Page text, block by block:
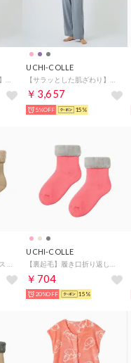
UCHI-COLLE
￥3,657
5%OFF 15%
UCHI-COLLE
￥704
20%OFF 15%